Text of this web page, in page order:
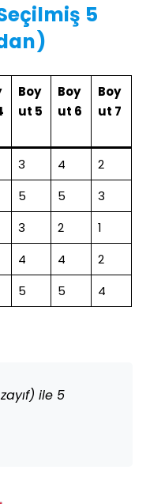
5
Boy
ut 5
Boy
ut 6
Boy
ut 7
3 4
2
5 5
3
3 2
1
4 4
2
5 5 4
ile 5